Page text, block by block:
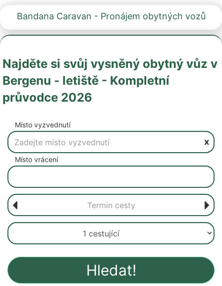
Bandana Caravan - Pronájem obytných vozů
Najděte si svůj vysněný obytný vůz v
Bergenu - letiště - Kompletní
průvodce 2026
Místo vyzvednutí
x
Místo vrácení
Hledat!